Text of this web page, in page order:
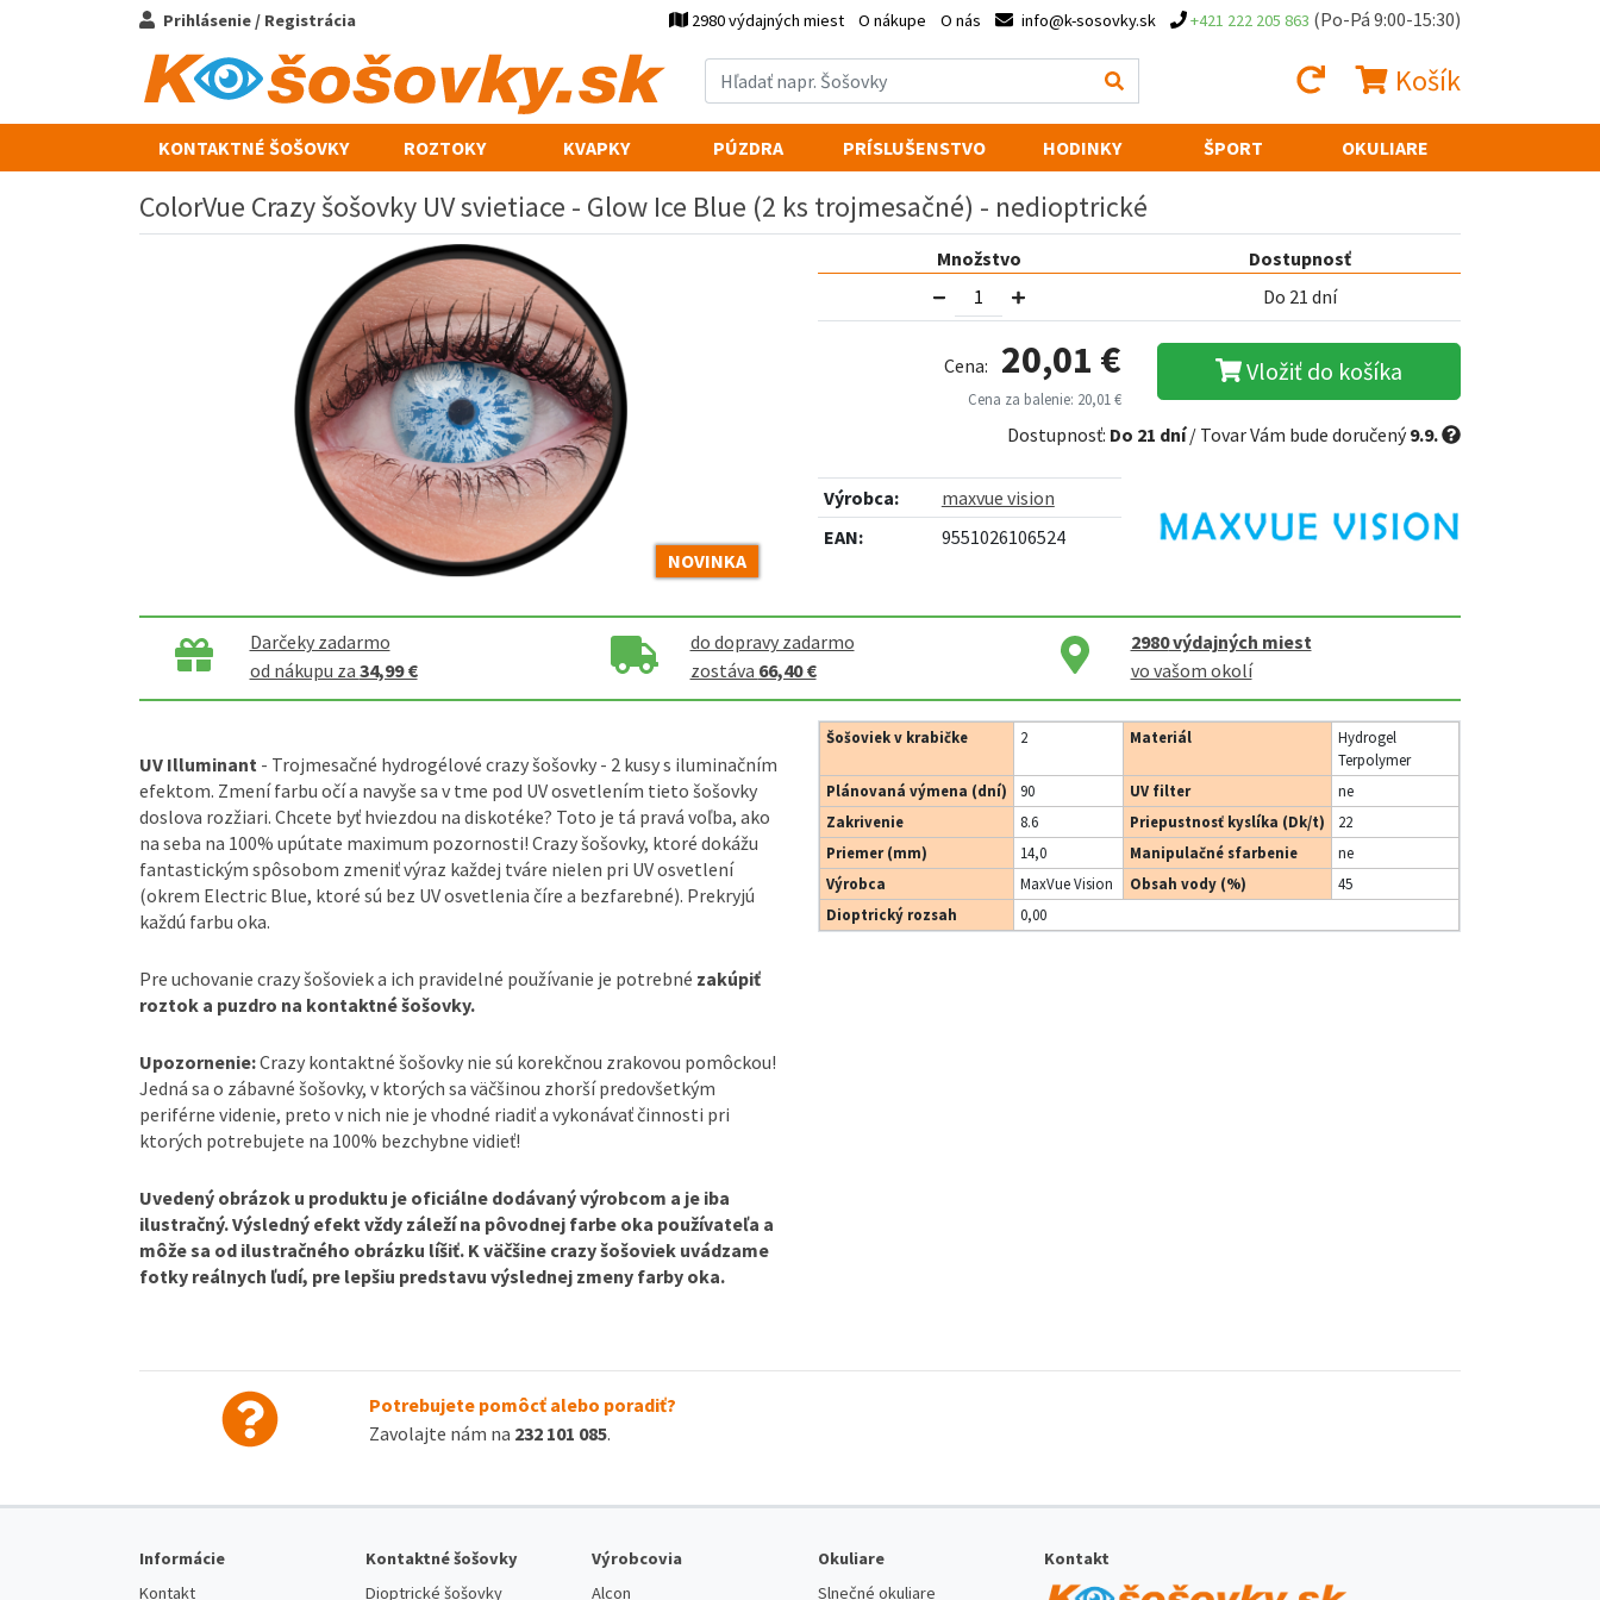
Prihlásenie / Registrácia 2980 výdajných miest O nákupe O nás info@k-sosovky.sk +421 222 205 863 (Po-Pá 9:00-15:30)
Košík
KONTAKTNÉ ŠOŠOVKY ROZTOKY KVAPKY PÚZDRA PRÍSLUŠENSTVO HODINKY ŠPORT OKULIARE
ColorVue Crazy šošovky UV svietiace - Glow Ice Blue (2 ks trojmesačné) - nedioptrické
NOVINKA
Množstvo
Dostupnosť
Do 21 dní
Cena: 20,01 €
Cena za balenie: 20,01 €
Vložiť do košíka
Dostupnosť: Do 21 dní/ Tovar Vám bude doručený9.9.
Výrobca:
maxvue vision
EAN:
9551026106524
Darčeky zadarmo
od nákupu za 34,99 €
do dopravy zadarmo
zostáva 66,40 €
2980výdajných miest
vo vašom okolí
UV Illuminant - Trojmesačné hydrogélové crazy šošovky - 2 kusy s iluminačním
efektom. Zmení farbu očí a navyše sa v tme pod UV osvetlením tieto šošovky
doslova rozžiari. Chcete byť hviezdou na diskotéke? Toto je tá pravá voľba, ako
na seba na 100% upútate maximum pozornosti! Crazy šošovky, ktoré dokážu
fantastickým spôsobom zmeniť výraz každej tváre nielen pri UV osvetlení
(okrem Electric Blue, ktoré sú bez UV osvetlenia číre a bezfarebné). Prekryjú
každú farbu oka.
Pre uchovanie crazy šošoviek a ich pravidelné používanie je potrebné zakúpiť
roztok a puzdro na kontaktné šošovky.
Upozornenie:Crazy kontaktné šošovky nie sú korekčnou zrakovou pomôckou!
Jedná sa o zábavné šošovky, v ktorých sa väčšinou zhorší predovšetkým
periférne videnie, preto v nich nie je vhodné riadiť a vykonávať činnosti pri
ktorých potrebujete na 100% bezchybne vidieť!
Uvedený obrázok u produktu je oficiálne dodávaný výrobcom a je iba
ilustračný. Výsledný efekt vždy záleží na pôvodnej farbe oka používateľa a
môže sa od ilustračného obrázku líšiť. K väčšine crazy šošoviek uvádzame
fotky reálnych ľudí, pre lepšiu predstavu výslednej zmeny farby oka.
Šošoviek v krabičke 2 Materiál
Hydrogel
Terpolymer
Plánovaná výmena (dní)
90 UV filter
ne
Zakrivenie
8.6 Priepustnosť kyslíka (Dk/t)
22
Priemer (mm)
14,0 Manipulačné sfarbenie
ne
Výrobca
MaxVue Vision Obsah vody (%)
45
Dioptrický rozsah
0,00
Potrebujete pomôcť alebo poradiť?
Zavolajte nám na 232 101 085.
Informácie
Kontakt
Kontaktné šošovky
Dioptrické šošovky
Výrobcovia
Alcon
Okuliare
Slnečné okuliare
Kontakt